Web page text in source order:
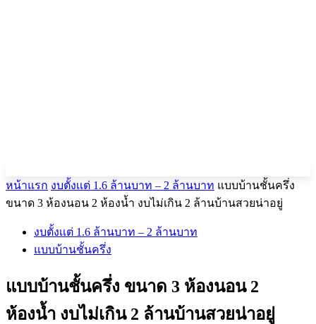
หน้าแรก งบตั้งเเต่ 1.6 ล้านบาท – 2 ล้านบาท แบบบ้านชั้นครึ่ง
ขนาด 3 ห้องนอน 2 ห้องน้ำ งบไม่เกิน 2 ล้านบ้านสวยน่าอยู่
งบตั้งเเต่ 1.6 ล้านบาท – 2 ล้านบาท
แบบบ้านชั้นครึ่ง
แบบบ้านชั้นครึ่ง ขนาด 3 ห้องนอน 2
ห้องน้ำ งบไม่เกิน 2 ล้านบ้านสวยน่าอยู่